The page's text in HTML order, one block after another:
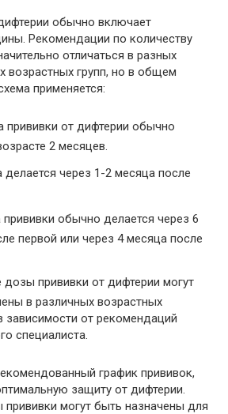
обычно включает
Рекомендации по количеству
отличаться в разных
возрастных групп, но в общем
применяется:
прививки от дифтерии обычно
2 месяцев.
делается через 1-2 месяца после
прививки обычно делается через 6
первой или через 4 месяца после
прививки от дифтерии могут
в различных возрастных
зависимости от рекомендаций
специалиста.
график прививок,
защиту от дифтерии.
могут быть назначены для